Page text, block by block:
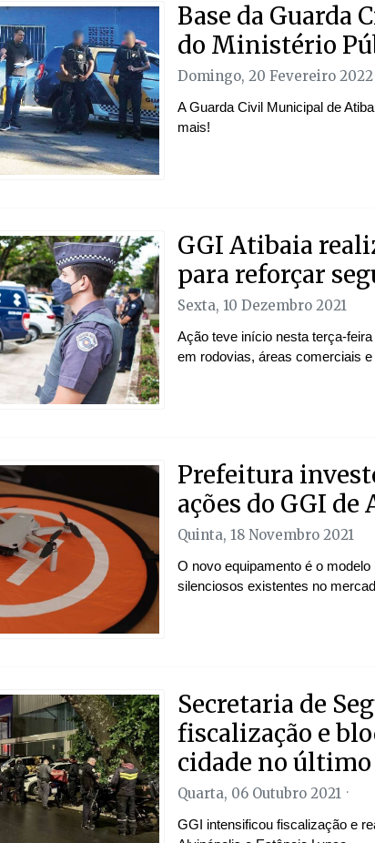
Base da Guarda
do Ministério
Domingo, 20 Fevereiro 2022
A Guarda Civil Municipal de
mais!
GGI Atibaia
para reforçar
Sexta, 10 Dezembro 2021
Ação teve início nesta terça-
em rodovias, áreas comerciais
Prefeitura
ações do GGI de
Quinta, 18 Novembro 2021
O novo equipamento é o
silenciosos existentes no
Secretaria de
fiscalização e
cidade no
Quarta, 06 Outubro 2021
GGI intensificou fiscalização e